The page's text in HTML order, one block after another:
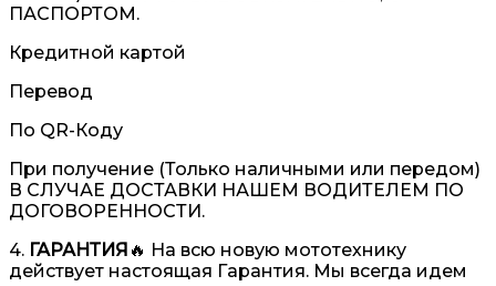
ПАСПОРТОМ.
Кредитной картой
Перевод
По QR-Коду
При получение (Только наличными или передом)
В СЛУЧАЕ ДОСТАВКИ НАШЕМ ВОДИТЕЛЕМ ПО
ДОГОВОРЕННОСТИ.
4. ГАРАНТИЯ 🔥 На всю новую мототехнику
действует настоящая Гарантия. Мы всегда идем